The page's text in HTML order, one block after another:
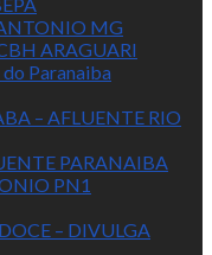
MG
ARAGUARI
Paranaiba
– AFLUENTE RIO
PARANAIBA
PN1
– DIVULGA